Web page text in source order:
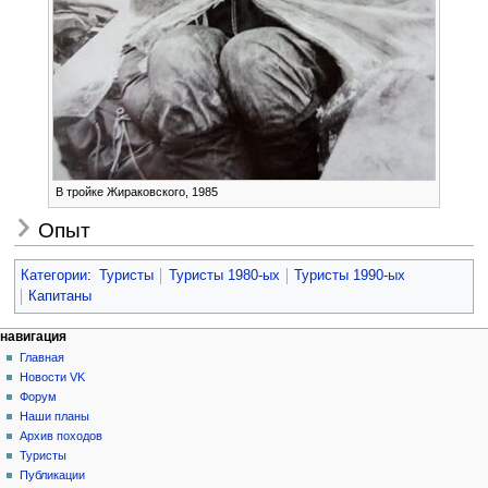
В тройке Жираковского, 1985
Опыт
Категории: Туристы Туристы 1980-ых
Туристы 1990-ых
Капитаны
Н
а
в
и
а
ц
действия на странице
статья
обсуждение
читать
просмотр
кода
история
персональные инструменты
создать
учётную
запись
войти
навигация
Главная
Новости VK
Форум
Наши планы
Архив походов
Туристы
Публикации